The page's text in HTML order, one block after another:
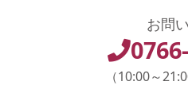
お問
（10:00～